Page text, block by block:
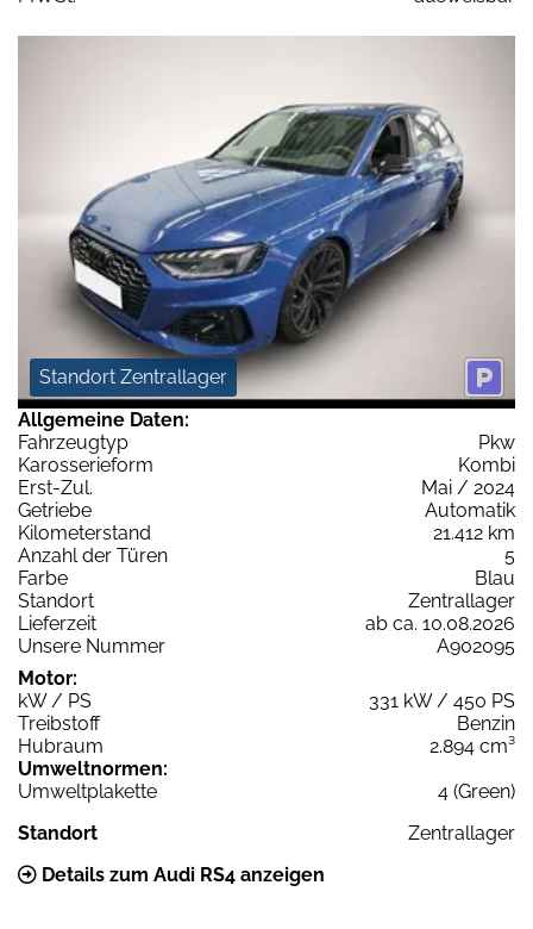
Standort Zentrallager
Allgemeine Daten:
Fahrzeugtyp
Pkw
Karosserieform
Kombi
Erst-Zul.
Mai / 2024
Getriebe
Automatik
Kilometerstand
21.412 km
Anzahl der Türen
5
Farbe
Blau
Standort
Zentrallager
Lieferzeit
ab ca. 10.08.2026
Unsere Nummer
A902095
Motor:
kW / PS
331 kW / 450 PS
Treibstoff
Benzin
Hubraum
2.894 cm³
Umweltnormen:
Umweltplakette
4 (Green)
Standort
Zentrallager
Details zum Audi RS4 anzeigen